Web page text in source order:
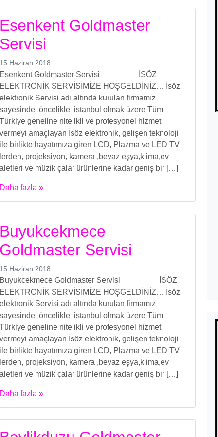
Goldmaster
Haziran 2018
Goldmaster Servisi İSÖZ
SERVİSİMİZE HOŞGELDİNİZ… İsöz
Servisi adı altında kurulan firmamız
öncelikle istanbul olmak üzere Tüm
geneline nitelikli ve profesyonel hizmet
amaçlayan İsöz elektronik, gelişen teknoloji
birlikte hayatımıza giren LCD, Plazma ve LED TV
projeksiyon, kamera ,beyaz eşya,klima,ev
ve müzik çalar ürünlerine kadar geniş bir […]
fazla »
Servisi
Haziran 2018
Goldmaster Servisi İSÖZ
SERVİSİMİZE HOŞGELDİNİZ… İsöz
Servisi adı altında kurulan firmamız
öncelikle istanbul olmak üzere Tüm
geneline nitelikli ve profesyonel hizmet
amaçlayan İsöz elektronik, gelişen teknoloji
birlikte hayatımıza giren LCD, Plazma ve LED TV
projeksiyon, kamera ,beyaz eşya,klima,ev
ve müzik çalar ürünlerine kadar geniş bir […]
fazla »